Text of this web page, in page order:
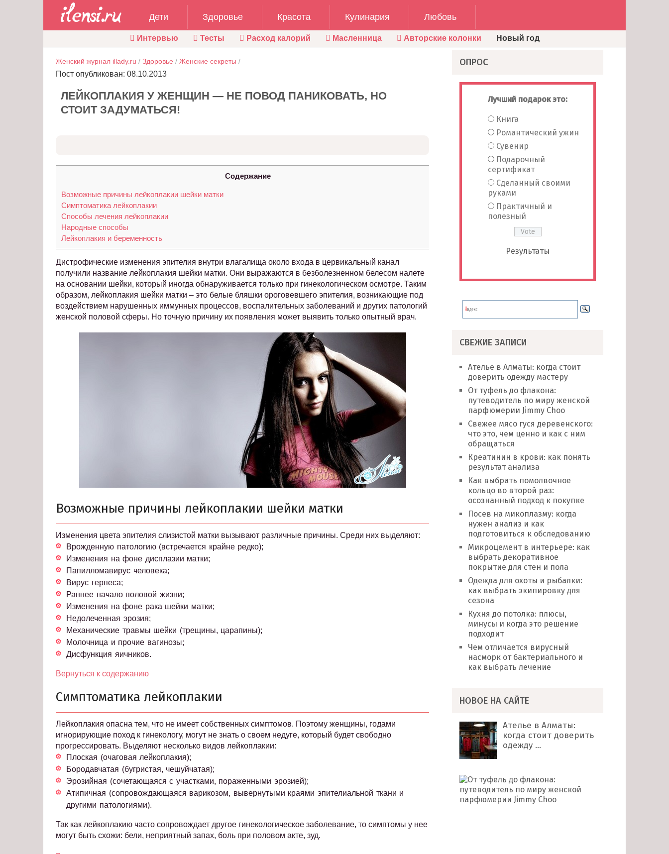
Дети Здоровье Красота Кулинария Любовь
Интервью Тесты Расход калорий Масленница Авторские колонки Новый год
Женский журнал illady.ru / Здоровье / Женские секреты /
Пост опубликован: 08.10.2013
ЛЕЙКОПЛАКИЯ У ЖЕНЩИН — НЕ ПОВОД ПАНИКОВАТЬ, НО
СТОИТ ЗАДУМАТЬСЯ!
Содержание
Возможные причины лейкоплакии шейки матки
Симптоматика лейкоплакии
Способы лечения лейкоплакии
Народные способы
Лейкоплакия и беременность
Дистрофические изменения эпителия внутри влагалища около входа в цервикальный канал
получили название лейкоплакия шейки матки. Они выражаются в безболезненном белесом налете
на основании шейки, который иногда обнаруживается только при гинекологическом осмотре. Таким
образом, лейкоплакия шейки матки – это белые бляшки ороговевшего эпителия, возникающие под
воздействием нарушенных иммунных процессов, воспалительных заболеваний и других патологий
женской половой сферы. Но точную причину их появления может выявить только опытный врач.
Возможные причины лейкоплакии шейки матки
Изменения цвета эпителия слизистой матки вызывают различные причины. Среди них выделяют:
Врожденную патологию (встречается крайне редко);
Изменения на фоне дисплазии матки;
Папилломавирус человека;
Вирус герпеса;
Раннее начало половой жизни;
Изменения на фоне рака шейки матки;
Недолеченная эрозия;
Механические травмы шейки (трещины, царапины);
Молочница и прочие вагинозы;
Дисфункция яичников.
Вернуться к содержанию
Симптоматика лейкоплакии
Лейкоплакия опасна тем, что не имеет собственных симптомов. Поэтому женщины, годами
игнорирующие поход к гинекологу, могут не знать о своем недуге, который будет свободно
прогрессировать. Выделяют несколько видов лейкоплакии:
Плоская (очаговая лейкоплакия);
Бородавчатая (бугристая, чешуйчатая);
Эрозийная (сочетающаяся с участками, пораженными эрозией);
Атипичная (сопровождающаяся варикозом, вывернутыми краями эпителиальной ткани и
другими патологиями).
Так как лейкоплакию часто сопровождает другое гинекологическое заболевание, то симптомы у нее
могут быть схожи: бели, неприятный запах, боль при половом акте, зуд.
ОПРОС
Лучший подарок это:
Книга
Романтический ужин
Сувенир
Подарочный
сертификат
Сделанный своими
руками
Практичный и
полезный
Результаты
СВЕЖИЕ ЗАПИСИ
Ателье в Алматы: когда стоит
доверить одежду мастеру
От туфель до флакона:
путеводитель по миру женской
парфюмерии Jimmy Choo
Свежее мясо гуся деревенского:
что это, чем ценно и как с ним
обращаться
Креатинин в крови: как понять
результат анализа
Как выбрать помолвочное
кольцо во второй раз:
осознанный подход к покупке
Посев на микоплазму: когда
нужен анализ и как
подготовиться к обследованию
Микроцемент в интерьере: как
выбрать декоративное
покрытие для стен и пола
Одежда для охоты и рыбалки:
как выбрать экипировку для
сезона
Кухня до потолка: плюсы,
минусы и когда это решение
подходит
Чем отличается вирусный
насморк от бактериального и
как выбрать лечение
НОВОЕ НА САЙТЕ
Ателье в Алматы:
когда стоит доверить
одежду …